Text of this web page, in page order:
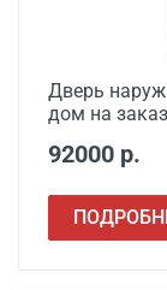
Заделка
Дверь
дом на
92000 р.